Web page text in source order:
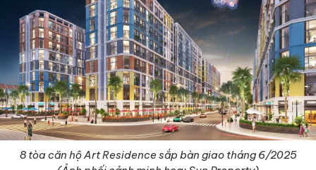
8 tòa căn hộ Art Residence sắp bàn giao tháng 6/2025